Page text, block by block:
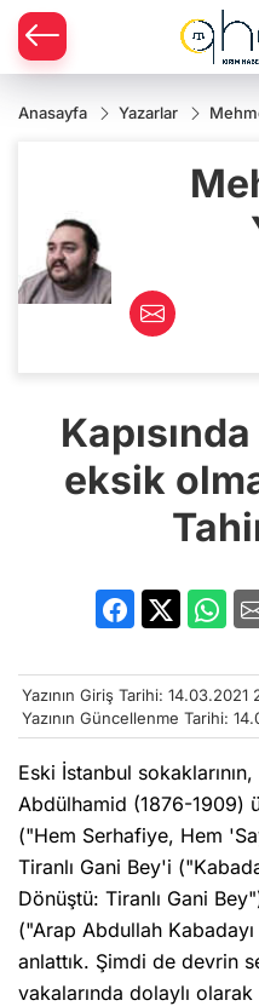
Anasayfa Yazarlar
eksik
Yazının Giriş Tarihi: 14.03.2021
Yazının Güncellenme Tarihi:
Eski İstanbul
Abdülhamid (1876-1909)
("Hem Serhafiye, Hem
Tiranlı Gani Bey'i
Dönüştü: Tiranlı Gani
("Arap Abdullah
anlattık. Şimdi de devrin
vakalarında dolaylı